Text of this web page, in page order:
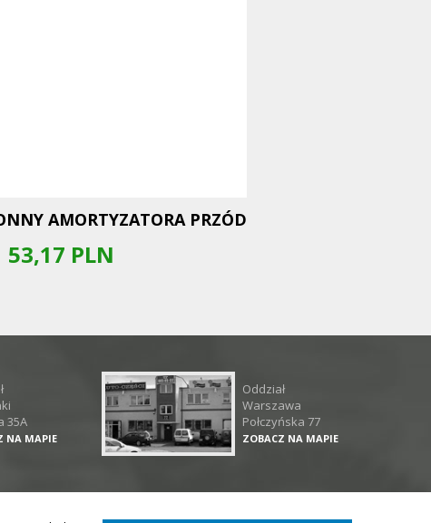
AMORTYZATORA PRZÓD
53,17 PLN
35A
NA MAPIE
Oddział
Warszawa
Połczyńska 77
ZOBACZ NA MAPIE